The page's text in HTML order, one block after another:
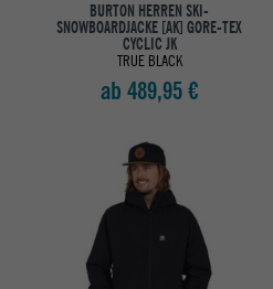
BURTON HERREN SKI-
SNOWBOARDJACKE [AK] GORE-TEX
CYCLIC JK
TRUE BLACK
ab 489,95 €